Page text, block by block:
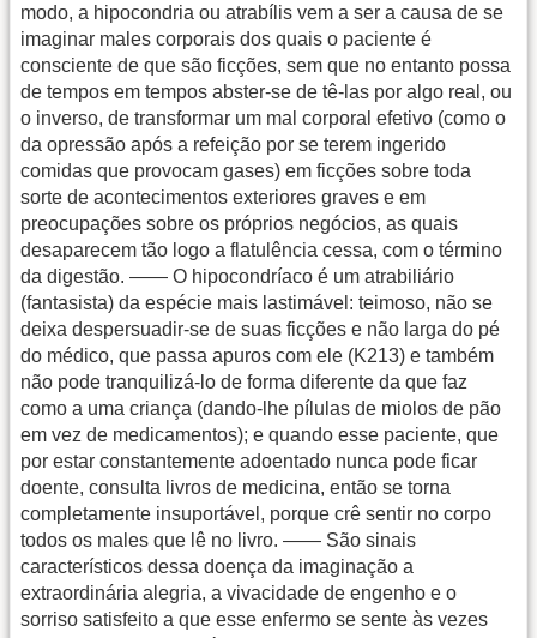
modo, a hipocondria ou atrabílis vem a ser a causa de se
imaginar males corporais dos quais o paciente é
consciente de que são ficções, sem que no entanto possa
de tempos em tempos abster-se de tê-las por algo real, ou
o inverso, de transformar um mal corporal efetivo (como o
da opressão após a refeição por se terem ingerido
comidas que provocam gases) em ficções sobre toda
sorte de acontecimentos exteriores graves e em
preocupações sobre os próprios negócios, as quais
desaparecem tão logo a flatulência cessa, com o término
da digestão. —— O hipocondríaco é um atrabiliário
(fantasista) da espécie mais lastimável: teimoso, não se
deixa despersuadir-se de suas ficções e não larga do pé
do médico, que passa apuros com ele (K213) e também
não pode tranquilizá-lo de forma diferente da que faz
como a uma criança (dando-lhe pílulas de miolos de pão
em vez de medicamentos); e quando esse paciente, que
por estar constantemente adoentado nunca pode ficar
doente, consulta livros de medicina, então se torna
completamente insuportável, porque crê sentir no corpo
todos os males que lê no livro. —— São sinais
característicos dessa doença da imaginação a
extraordinária alegria, a vivacidade de engenho e o
sorriso satisfeito a que esse enfermo se sente às vezes